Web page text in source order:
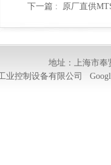
下一篇 : 原厂直供
地址：上海市奉
业控制设备有限公司